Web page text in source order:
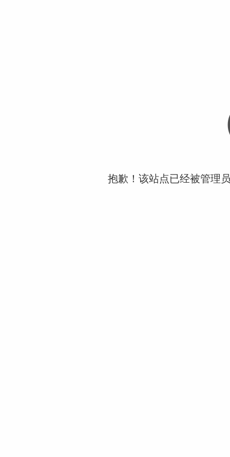
抱歉！该站点已经被管理